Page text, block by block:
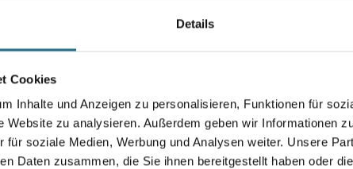
Details
Cookies
Inhalte und Anzeigen zu personalisieren, Funktionen für
Website zu analysieren. Außerdem geben wir Informationen
für soziale Medien, Werbung und Analysen weiter. Unsere
Daten zusammen, die Sie ihnen bereitgestellt haben oder